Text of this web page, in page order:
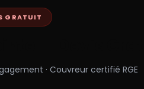
GRATUIT
· Couvreur certifié RGE